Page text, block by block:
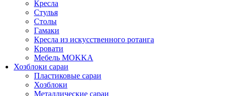
Кресла
Стулья
Столы
Гамаки
Кресла из искусственного ротанга
Кровати
Мебель MOKKA
Хозблоки сараи
Пластиковые сараи
Хозблоки
Металлические сараи